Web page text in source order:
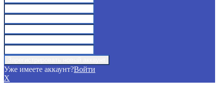
Уже имеете аккаунт?Войти
X